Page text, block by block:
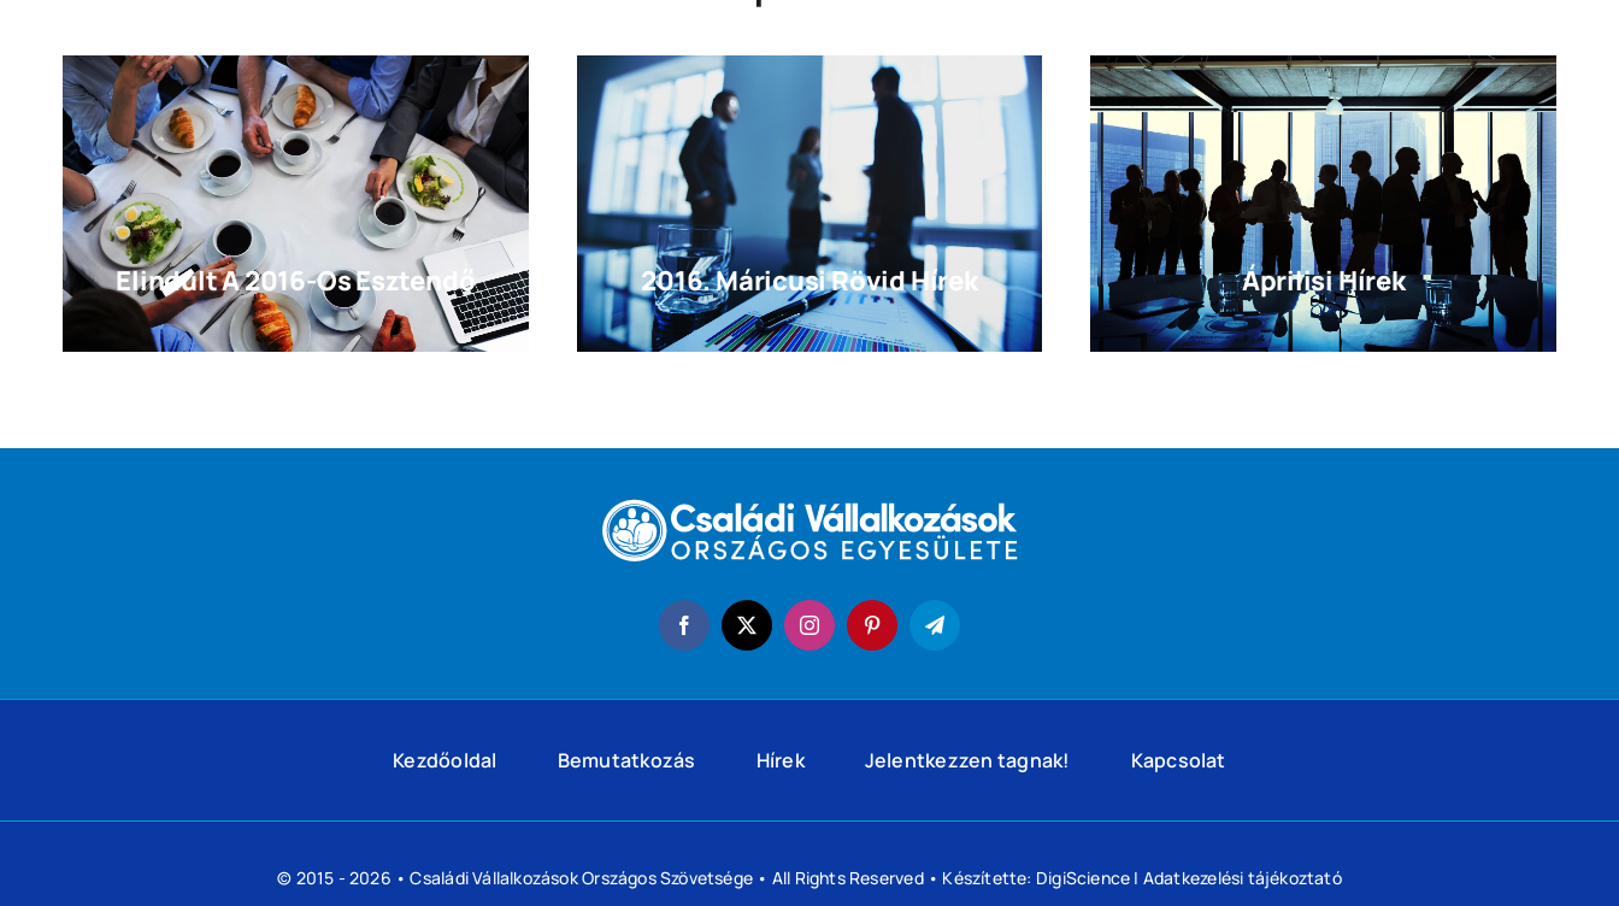
Elindult A 2016-Os Esztendő 2016. Máricusi Rövid Hírek Áprilisi Hírek
Kezdőoldal Bemutatkozás Hírek Jelentkezzen tagnak! Kapcsolat
© 2015 - 2026 •Családi Vállalkozások Országos Szövetsége • All Rights Reserved • Készítette: DigiScience | Adatkezelési tájékoztató